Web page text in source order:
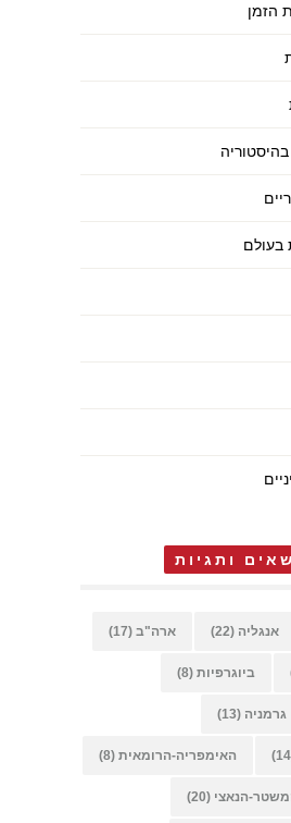
הזמן
בעולם
ותגיות
אנגליה (22) ארה"ב (17)
ביוגרפיות (8)
גרמניה (13)
האימפריה-הרומאית (8)
הנאצי (20)